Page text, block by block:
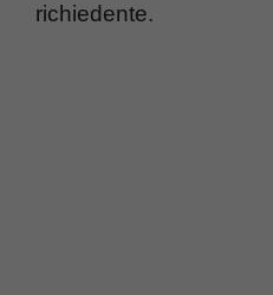
richiedente.